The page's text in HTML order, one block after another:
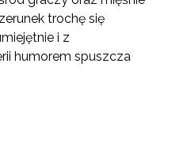
trochę się
i z
humorem spuszcza